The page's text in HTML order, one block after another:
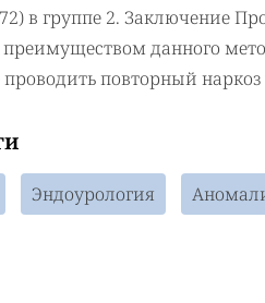
в группе 2. Заключение
данного
проводить повторный
Эндоурология